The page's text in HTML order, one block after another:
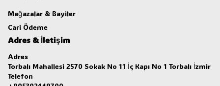
Mağazalar & Bayiler
Cari Ödeme
Adres & İletişim
Adres
Torbalı Mahallesi 2570 Sokak No 11 İç Kapı No 1 Torbalı İzmir
Telefon